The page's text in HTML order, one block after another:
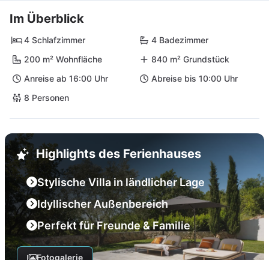
Im Überblick
4 Schlafzimmer
4 Badezimmer
200 m² Wohnfläche
840 m² Grundstück
Anreise ab 16:00 Uhr
Abreise bis 10:00 Uhr
8 Personen
Highlights des Ferienhauses
Stylische Villa in ländlicher Lage
Idyllischer Außenbereich
Perfekt für Freunde & Familie
Fotogalerie